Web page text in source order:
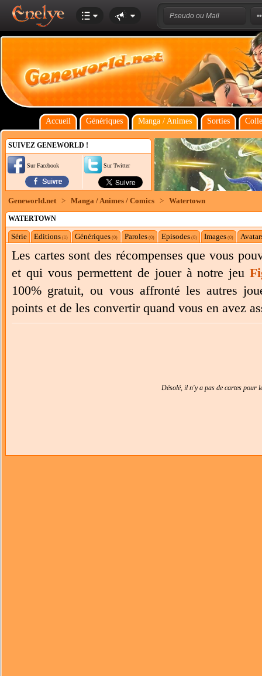
Accueil Génériques Manga / Animes Sorties
SUIVEZ GENEWORLD !
Sur Facebook Sur Twitter
Geneworld.net > Manga / Animes / Comics > Watertown
WATERTOWN
Série Editions (1) Génériques (0) Paroles (0) Episodes (0) Images (0)
Les cartes sont des récompenses que vous
et qui vous permettent de jouer à notre jeu
100% gratuit, ou vous affronté les autres
points et de les convertir quand vous en avez
Désolé, il n'y a pas de cartes pour